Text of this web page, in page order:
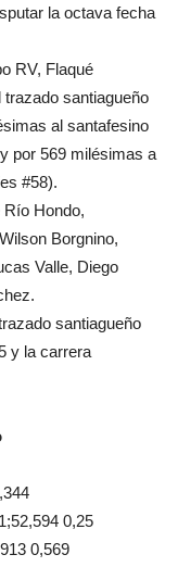
la octava fecha
RV, Flaqué
santiagueño
al santafesino
por 569 milésimas a
#58).
Río Hondo,
Borgnino,
Valle, Diego
santiagueño
y la carrera
0,25
0,569